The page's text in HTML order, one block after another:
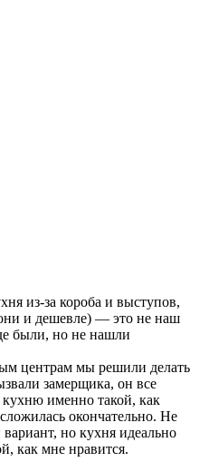
из-за короба и выступов,
и дешевле) — это не наш
были, но не нашли
центрам мы решили делать
замерщика, он все
именно такой, как
окончательно. Не
но кухня идеально
как мне нравится.